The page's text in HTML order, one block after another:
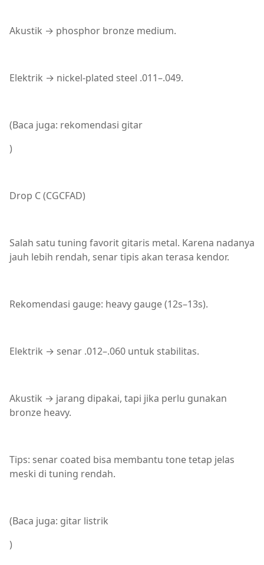
Akustik → phosphor bronze medium.
Elektrik → nickel-plated steel .011–.049.
(Baca juga: rekomendasi gitar
)
Drop C (CGCFAD)
Salah satu tuning favorit gitaris metal. Karena nadanya
jauh lebih rendah, senar tipis akan terasa kendor.
Rekomendasi gauge: heavy gauge (12s–13s).
Elektrik → senar .012–.060 untuk stabilitas.
Akustik → jarang dipakai, tapi jika perlu gunakan
bronze heavy.
Tips: senar coated bisa membantu tone tetap jelas
meski di tuning rendah.
(Baca juga: gitar listrik
)